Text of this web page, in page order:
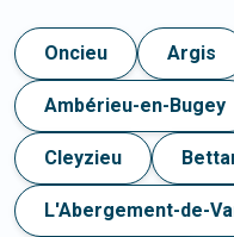
Oncieu Argis
Ambérieu-en-Bugey
Cleyzieu
L'Abergement-de-